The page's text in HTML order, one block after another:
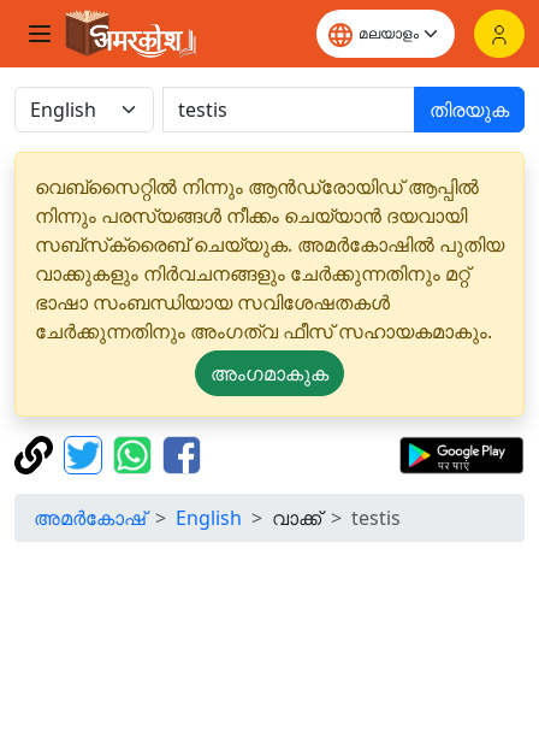
തിരയുക
വെബ്‌സൈറ്റിൽ നിന്നും ആൻഡ്രോയിഡ് ആപ്പിൽ
നിന്നും പരസ്യങ്ങൾ നീക്കം ചെയ്യാൻ ദയവായി
സബ്‌സ്‌ക്രൈബ് ചെയ്യുക. അമർകോഷിൽ പുതിയ
വാക്കുകളും നിർവചനങ്ങളും ചേർക്കുന്നതിനും മറ്റ്
ഭാഷാ സംബന്ധിയായ സവിശേഷതകൾ
ചേർക്കുന്നതിനും അംഗത്വ ഫീസ് സഹായകമാകും.
അംഗമാകുക
അമർകോഷ് English വാക്ക് testis